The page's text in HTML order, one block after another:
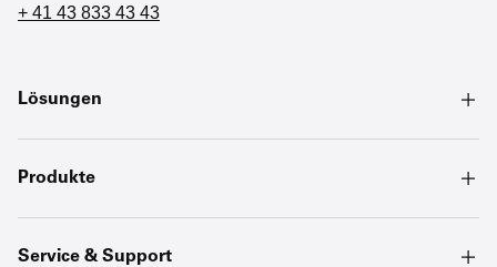
+ 41 43 833 43 43
Lösungen
Produkte
Service & Support